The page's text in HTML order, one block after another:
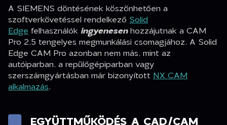
A SIEMENS döntésének köszönhetően a
szoftverkövetéssel rendelkező Solid
Edge felhasználók ingyenesenhozzájutnak a CAM
Pro 2,5 tengelyes megmunkálási csomagjához. A Solid
Edge CAM Pro azonban nem más, mint az
autóiparban, a repülőgépiparban vagy
szerszámgyártásban már bizonyított NX CAM
alkalmazás.
EGYÜTTMŰKÖDÉS A CAD/CAM